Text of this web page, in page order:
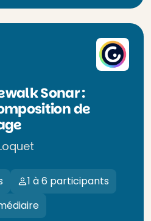
Sonar :
de
1 à 6 participants